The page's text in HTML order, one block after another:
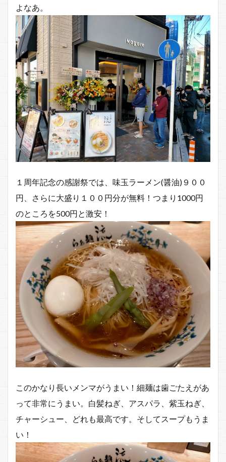
よなあ。
１周年記念の感謝祭では、味玉ラーメン(醤油)９００
円、さらに大盛り１００円分が無料！つまり1000円
のところを500円と激安！
このかなり長いメンマがうまい！細麺は歯ごたえがあ
って非常にうまい。白髪ねぎ、アスパラ、紫玉ねぎ、
チャーシュー、どれも最高です。そしてスープもうま
い！